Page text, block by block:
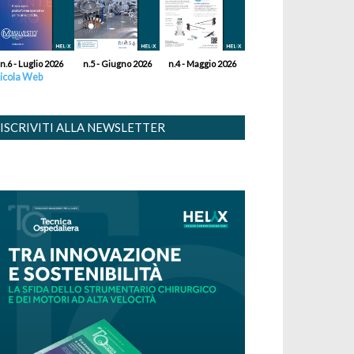
n.6 - Luglio 2026 n.5 - Giugno 2026 n.4 - Maggio 2026
Web
ISCRIVITI ALLA NEWSLETTER